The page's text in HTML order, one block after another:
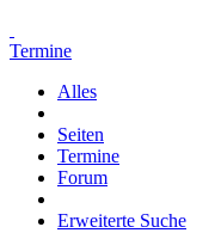
Termine
Alles
Seiten
Termine
Forum
Erweiterte Suche